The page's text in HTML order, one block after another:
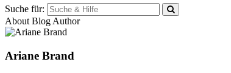
Suche für:
About Blog Author
Ariane Brand